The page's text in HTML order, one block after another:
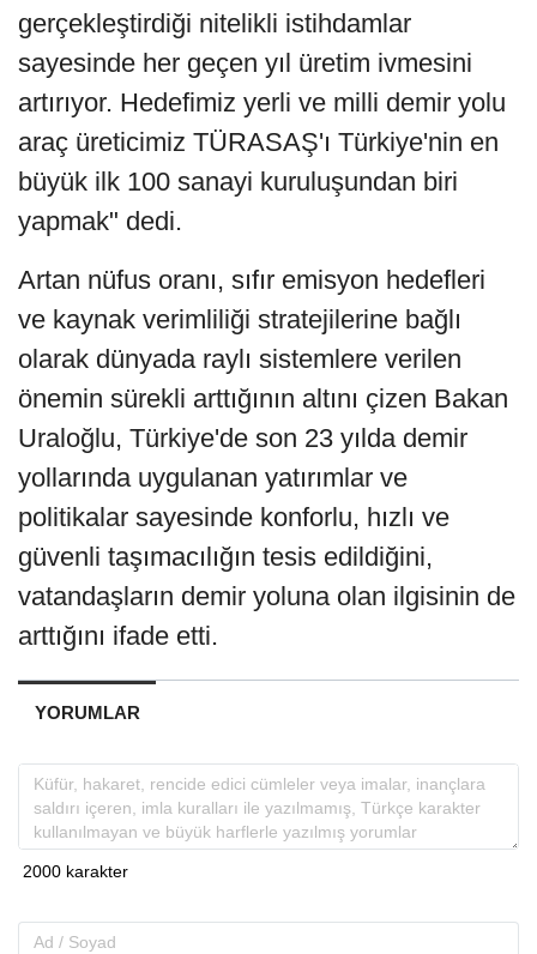
gerçekleştirdiği nitelikli istihdamlar
sayesinde her geçen yıl üretim ivmesini
artırıyor. Hedefimiz yerli ve milli demir yolu
araç üreticimiz TÜRASAŞ'ı Türkiye'nin en
büyük ilk 100 sanayi kuruluşundan biri
yapmak" dedi.
Artan nüfus oranı, sıfır emisyon hedefleri
ve kaynak verimliliği stratejilerine bağlı
olarak dünyada raylı sistemlere verilen
önemin sürekli arttığının altını çizen Bakan
Uraloğlu, Türkiye'de son 23 yılda demir
yollarında uygulanan yatırımlar ve
politikalar sayesinde konforlu, hızlı ve
güvenli taşımacılığın tesis edildiğini,
vatandaşların demir yoluna olan ilgisinin de
arttığını ifade etti.
YORUMLAR